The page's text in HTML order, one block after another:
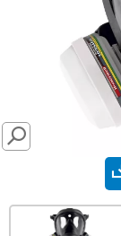
SEARCH